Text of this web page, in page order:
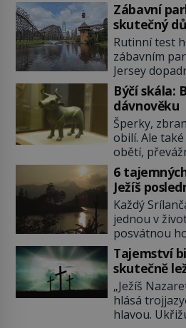
Zábavní
skutečný
Rutinní test
zábavním
Jersey
katastrofou.
Tyler se zřítí
neslučitelná
smrtelnou
parku a
pravdu:
pak přijde
Býčí skála:
dávnověku
Šperky,
obilí. Ale
obětí,
některým
useknou
halštatský
nevídaný
neumíme
je „slepá
tomu,
objeví řadu
Jindřich
6
Ježíš
Každý
jednou v
posvátnou
název nám v
tajemství:
Zbývá se jen
stopa tedy
důležitosti
Polo
Tajemství
skutečně
„Ježíš
hlásá
hlavou.